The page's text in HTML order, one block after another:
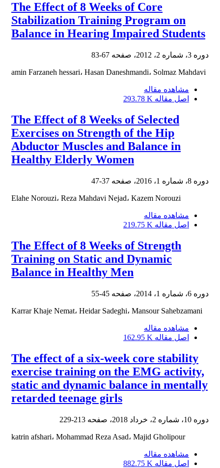
The Effect of 8 Weeks of Core
Stabilization Training Program on
Balance in Hearing Impaired Students
دوره 3، شماره 2، 2012، صفحه 67-83
amin Farzaneh hessari، Hasan Daneshmandi، Solmaz Mahdavi
مشاهده مقاله
اصل مقاله 293.78 K
The Effect of 8 Weeks of Selected
Exercises on Strength of the Hip
Abductor Muscles and Balance in
Healthy Elderly Women
دوره 8، شماره 1، 2016، صفحه 37-47
Elahe Norouzi، Reza Mahdavi Nejad، Kazem Norouzi
مشاهده مقاله
اصل مقاله 219.75 K
The Effect of 8 Weeks of Strength
Training on Static and Dynamic
Balance in Healthy Men
دوره 6، شماره 1، 2014، صفحه 45-55
Karrar Khaje Nemat، Heidar Sadeghi، Mansour Sahebzamani
مشاهده مقاله
اصل مقاله 162.95 K
The effect of a six-week core stability
exercise training on the EMG activity,
static and dynamic balance in mentally
retarded teenage girls
دوره 10، شماره 2، خرداد 2018، صفحه 213-229
katrin afshari، Mohammad Reza Asad، Majid Gholipour
مشاهده مقاله
اصل مقاله 882.75 K